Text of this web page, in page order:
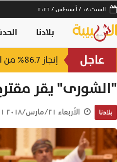
السبت ٠٨ / أغسطس / ٢٠٢٦
بلادنا
عاجل إنجاز 86.7% من الخطة الوطنية.. قفزة بـ التجارة الإلكترونية في سلطنة عُمان
"الشورى" يقر
بلادنا الأربعاء ٢١/مارس/٢٠١٨ ١٨:٤١ م